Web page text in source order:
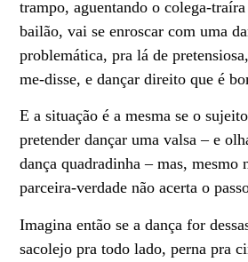
trampo, aguentando o colega-
bailão, vai se enroscar com uma
problemática, pra lá de
me-disse, e dançar direito que é
E a situação é a mesma se o
pretender dançar uma valsa – e
dança quadradinha – mas, mesmo
parceira-verdade não acerta o
Imagina então se a dança for
sacolejo pra todo lado, perna pra